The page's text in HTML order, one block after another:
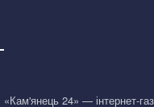
«Кам'янець 24» — інтернет-